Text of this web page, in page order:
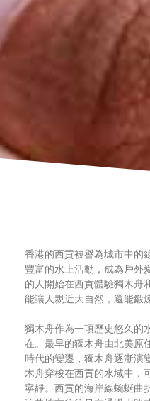
香港的西貢被譽為城市中的
豐富的水上活動，成為戶外
的人開始在西貢體驗獨木舟
能讓人親近大自然，還能鍛
獨木舟作為一項歷史悠久的
在。最早的獨木舟由北美原
時代的變遷，獨木舟逐漸演
木舟穿梭在西貢的水域中，
寧靜。西貢的海岸線蜿蜒曲